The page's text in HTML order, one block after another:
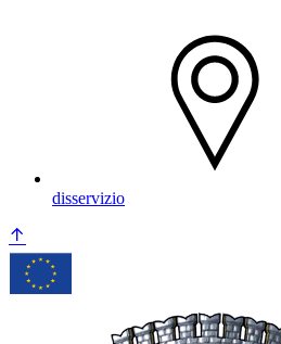
disservizio